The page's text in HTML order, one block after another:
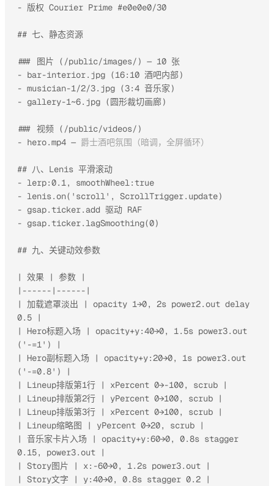
- 版权 Courier Prime #e0e0e0/30
## 七、静态资源
### 图片 (/public/images/) — 10 张
- bar-interior.jpg (16:10 酒吧内部)
- musician-1/2/3.jpg (3:4 音乐家)
- gallery-1~6.jpg (圆形裁切画廊)
### 视频 (/public/videos/)
- hero.mp4 — 爵士酒吧氛围（暗调，全屏循环）
## 八、Lenis 平滑滚动
- lerp:0.1, smoothWheel:true
- lenis.on('scroll', ScrollTrigger.update)
- gsap.ticker.add 驱动 RAF
- gsap.ticker.lagSmoothing(0)
## 九、关键动效参数
| 效果 | 参数 |
|------|------|
| 加载遮罩淡出 | opacity 1→0, 2s power2.out delay
0.5 |
| Hero标题入场 | opacity+y:40→0, 1.5s power3.out
('-=1') |
| Hero副标题入场 | opacity+y:20→0, 1s power3.out
('-=0.8') |
| Lineup排版第1行 | xPercent 0→-100, scrub |
| Lineup排版第2行 | yPercent 0→100, scrub |
| Lineup排版第3行 | xPercent 0→100, scrub |
| Lineup缩略图 | yPercent 0→20, scrub |
| 音乐家卡片入场 | opacity+y:60→0, 0.8s stagger
0.15, power3.out |
| Story图片 | x:-60→0, 1.2s power3.out |
| Story文字 | y:40→0, 0.8s stagger 0.2 |